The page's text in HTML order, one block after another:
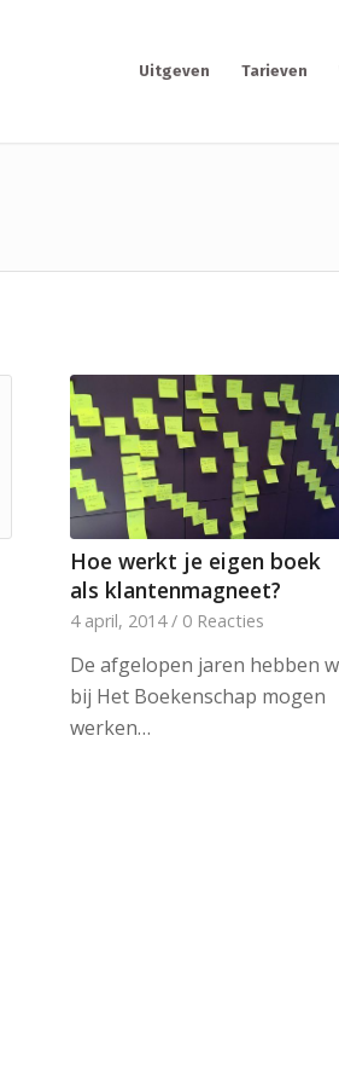
Uitgeven Tarieven
Hoe werkt je eigen boek
als klantenmagneet?
4 april, 2014 / 0 Reacties
De afgelopen jaren hebben
bij Het Boekenschap mogen
werken…